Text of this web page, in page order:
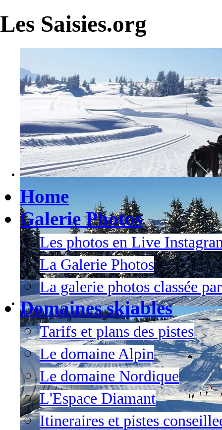
Les Saisies.org
Home
Galerie Photos
Les photos en Live
La Galerie Photos
La galerie photos classée
Domaines skiables
Tarifs et plans des pistes
Le domaine Alpin
Le domaine Nordique
L'Espace Diamant
Itineraires et pistes